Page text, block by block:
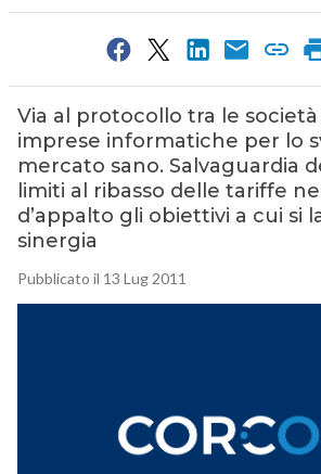
Via al protocollo tra le
imprese informatiche per lo
mercato sano. Salvaguardia
limiti al ribasso delle tariffe
d’appalto gli obiettivi a cui si
sinergia
Pubblicato il 13 Lug 2011